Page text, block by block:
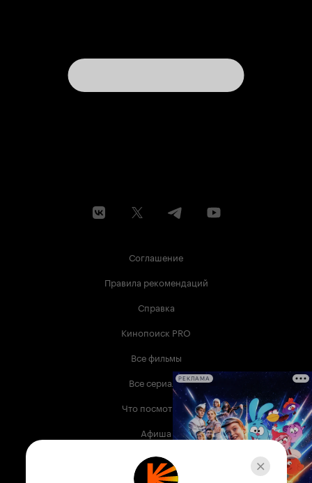
Соглашение
Правила рекомендаций
Справка
Кинопоиск PRO
Все фильмы
Все сериалы
Что посмотреть
Афиша
Музыка
РЕКЛАМА